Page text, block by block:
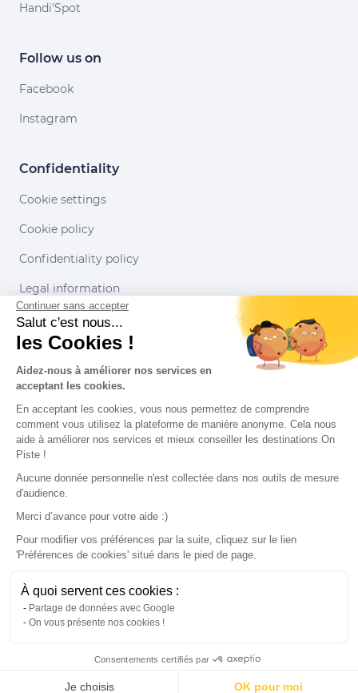
Continue with the app
Handi'Spot
Follow us on
Facebook
Instagram
Confidentiality
Cookie settings
Cookie policy
Confidentiality policy
Legal information
Conditions of use
Our partners
v. 1.45.0
Continuer sans accepter
Salut c'est nous...
les Cookies !
Aidez-nous à améliorer nos services en
acceptant les cookies.
En acceptant les cookies, vous nous permettez de comprendre
comment vous utilisez la plateforme de manière anonyme. Cela nous
aide à améliorer nos services et mieux conseiller les destinations On
Piste !
Aucune donnée personnelle n'est collectée dans nos outils de mesure
d'audience.
Merci d’avance pour votre aide :)
Pour modifier vos préférences par la suite, cliquez sur le lien
'Préférences de cookies' situé dans le pied de page.
À quoi servent ces cookies :
Partage de données avec Google
On vous présente nos cookies !
Consentements certifiés par
Je choisis OK pour moi